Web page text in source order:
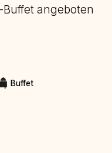
angeboten
Buffet